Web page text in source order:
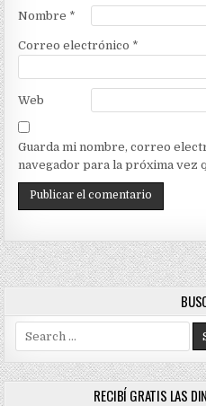
Nombre *
Correo electrónico *
Web
Guarda mi nombre, correo
navegador para la próxima vez
for:
RECIBÍ GRATIS LAS